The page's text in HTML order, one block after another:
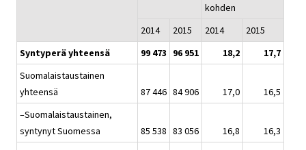
kohden
2014
2015 2014
2015
Syntyperä yhteensä
99 473 96 951 18,2
17,7
Suomalaistaustainen
yhteensä
87 446 84 906 17,0
16,5
–Suomalaistaustainen,
syntynyt Suomessa
85 538 83 056 16,8
16,3